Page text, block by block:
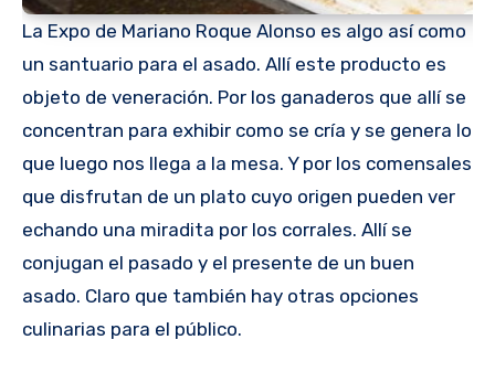
La Expo de Mariano Roque Alonso es algo así como
un santuario para el asado. Allí este producto es
objeto de veneración. Por los ganaderos que allí se
concentran para exhibir como se cría y se genera lo
que luego nos llega a la mesa. Y por los comensales
que disfrutan de un plato cuyo origen pueden ver
echando una miradita por los corrales. Allí se
conjugan el pasado y el presente de un buen
asado. Claro que también hay otras opciones
culinarias para el público.